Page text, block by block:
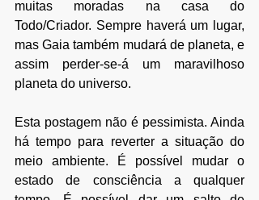
muitas moradas na casa do
Todo/Criador. Sempre haverá um lugar,
mas Gaia também mudará de planeta, e
assim perder-se-á um maravilhoso
planeta do universo.
Esta postagem não é pessimista. Ainda
há tempo para reverter a situação do
meio ambiente. É possível mudar o
estado de consciência a qualquer